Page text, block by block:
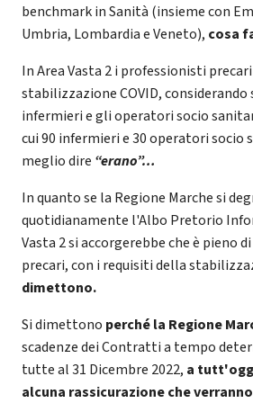
benchmark in Sanità (insieme con
Umbria, Lombardia e Veneto), cosa
In Area Vasta 2 i professionisti
stabilizzazione COVID,
infermieri e gli operatori socio
cui 90 infermieri e 30 operatori socio
meglio dire “erano”…
In quanto se la Regione Marche si
quotidianamente l'Albo Pretorio
Vasta 2 si accorgerebbe che è pieno
precari, con i requisiti della
dimettono.
Si dimettono perché la Regione
scadenze dei Contratti a tempo
tutte al 31 Dicembre 2022, a
alcuna rassicurazione che